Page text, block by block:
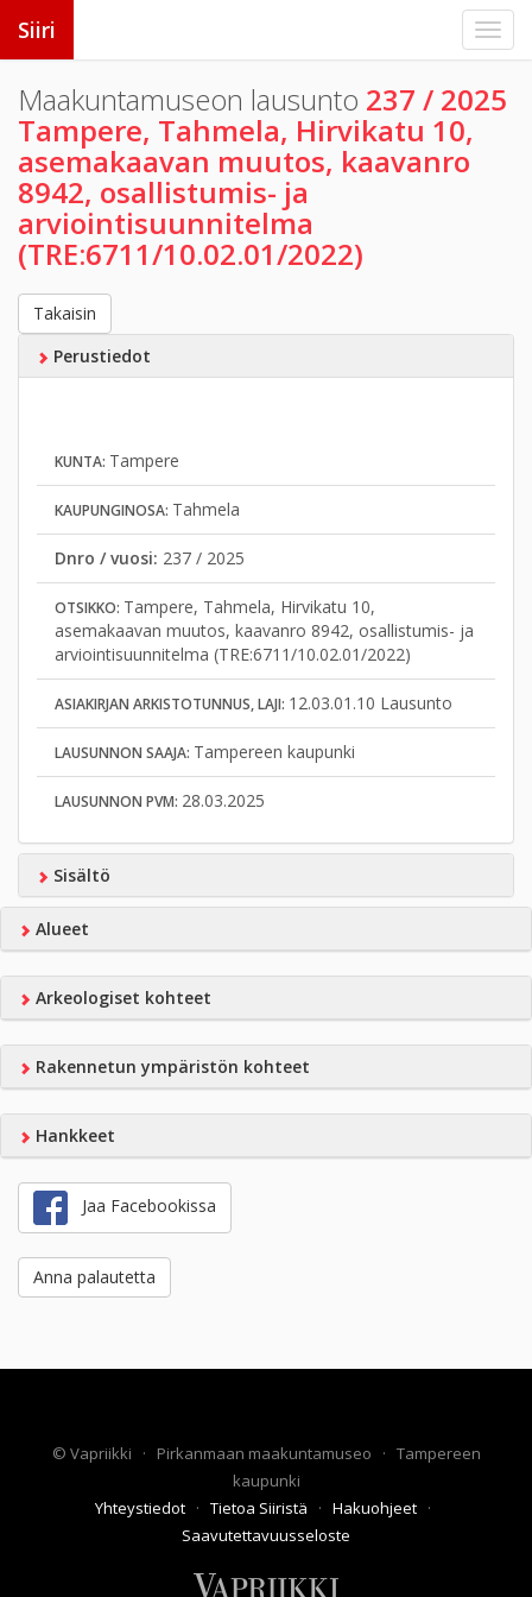
Siiri
Maakuntamuseon lausunto 237 / 2025
Tampere, Tahmela, Hirvikatu 10,
asemakaavan muutos, kaavanro
8942, osallistumis- ja
arviointisuunnitelma
(TRE:6711/10.02.01/2022)
Takaisin
Perustiedot
KUNTA: Tampere
KAUPUNGINOSA: Tahmela
Dnro / vuosi: 237 / 2025
OTSIKKO: Tampere, Tahmela, Hirvikatu 10,
asemakaavan muutos, kaavanro 8942, osallistumis- ja
arviointisuunnitelma (TRE:6711/10.02.01/2022)
ASIAKIRJAN ARKISTOTUNNUS, LAJI: 12.03.01.10 Lausunto
LAUSUNNON SAAJA: Tampereen kaupunki
LAUSUNNON PVM: 28.03.2025
Sisältö
Alueet
Arkeologiset kohteet
Rakennetun ympäristön kohteet
Hankkeet
Jaa Facebookissa
Anna palautetta
© Vapriikki · Pirkanmaan maakuntamuseo · Tampereen
kaupunki
Yhteystiedot · Tietoa Siiristä · Hakuohjeet ·
Saavutettavuusseloste